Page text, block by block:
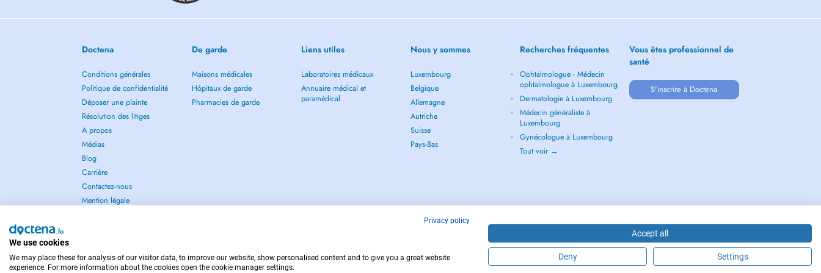
Doctena
Conditions générales
Politique de confidentialité
Déposer une plainte
Résolution des litiges
A propos
Médias
Blog
Carrière
Contactez-nous
Mention légale
De garde
Maisons médicales
Hôpitaux de garde
Pharmacies de garde
Liens utiles
Laboratoires médicaux
Annuaire médical et
paramédical
Nous y sommes
Luxembourg
Belgique
Allemagne
Autriche
Suisse
Pays-Bas
Recherches fréquentes
Ophtalmologue - Médecin
ophtalmologue à Luxembourg
Dermatologie à Luxembourg
Médecin généraliste à
Luxembourg
Gynécologue à Luxembourg
Tout voir →
Vous êtes professionnel de
santé
S'inscrire à Doctena
POUR LES URGENCES, CONSULTEZ : 112 Copyright © 2026 - DOCTENA S.A. 42, Rue de la Vallée, L-2661 Luxembourg
Privacy policy
We use cookies
We may place these for analysis of our visitor data, to improve our website, show personalised content and to give you a great website
experience. For more information about the cookies open the cookie manager settings.
Accept all
Deny Settings